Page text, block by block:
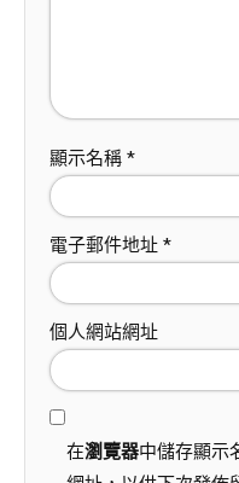
顯示名稱 *
電子郵件地址 *
個人網站網址
在瀏覽器中儲存顯示